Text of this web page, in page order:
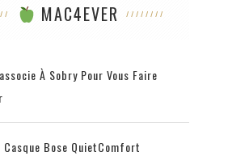
MAC4EVER
À Sobry Pour Vous Faire
Casque Bose QuietComfort